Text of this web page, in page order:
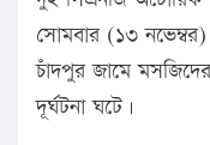
সোমবার (১৩
চাঁদপুর জামে
দূর্ঘটনা ঘটে।